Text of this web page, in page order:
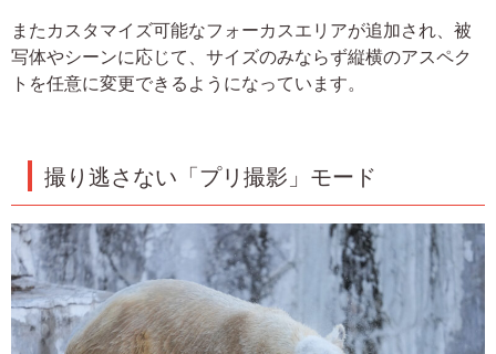
またカスタマイズ可能なフォーカスエリアが追加され、被
写体やシーンに応じて、サイズのみならず縦横のアスペク
トを任意に変更できるようになっています。
撮り逃さない「プリ撮影」モード